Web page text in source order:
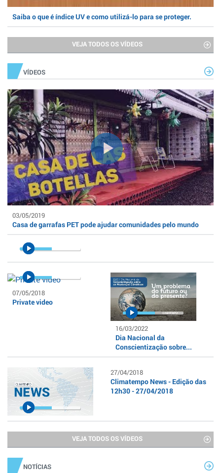
Saiba o que é índice UV e como utilizá-lo para se proteger.
VEJA TODOS OS VÍDEOS
VÍDEOS
03/05/2019
Casa de garrafas PET pode ajudar comunidades pelo mundo
07/05/2018
Private video
16/03/2022
Dia Nacional da
Conscientização sobre...
27/04/2018
Climatempo News - Edição das
12h30 - 27/04/2018
VEJA TODOS OS VÍDEOS
NOTÍCIAS